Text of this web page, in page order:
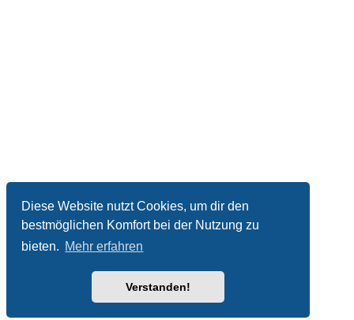
Diese Website nutzt Cookies, um dir den
bestmöglichen Komfort bei der Nutzung zu
bieten. Mehr erfahren
Verstanden!